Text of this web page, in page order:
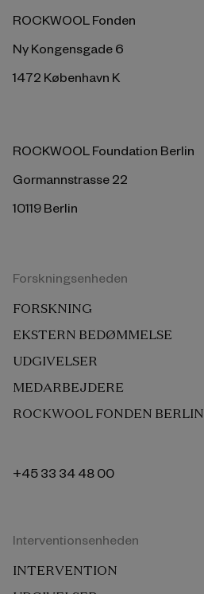
ROCKWOOL Fonden
Ny Kongensgade 6
1472 København K
ROCKWOOL Foundation Berlin
Gormannstrasse 22
10119 Berlin
Forskningsenheden
FORSKNING
EKSTERN BEDØMMELSE
UDGIVELSER
MEDARBEJDERE
ROCKWOOL FONDEN BERLIN
+45 33 34 48 00
Interventionsenheden
INTERVENTION